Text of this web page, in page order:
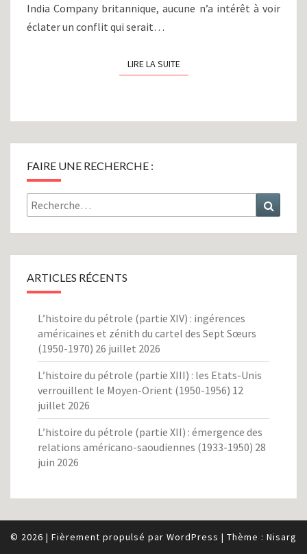
India Company britannique, aucune n’a intérêt à voir
éclater un conflit qui serait…
LIRE LA SUITELIRE LA SUITE
FAIRE UNE RECHERCHE :
Rechercher :
ARTICLES RÉCENTS
L’histoire du pétrole (partie XIV) : ingérences
américaines et zénith du cartel des Sept Sœurs
(1950-1970) 26 juillet 2026
L’histoire du pétrole (partie XIII) : les Etats-Unis
verrouillent le Moyen-Orient (1950-1956) 12
juillet 2026
L’histoire du pétrole (partie XII) : émergence des
relations américano-saoudiennes (1933-1950) 28
juin 2026
© 2026 | Fièrement propulsé par WordPress | Thème : Nisarg